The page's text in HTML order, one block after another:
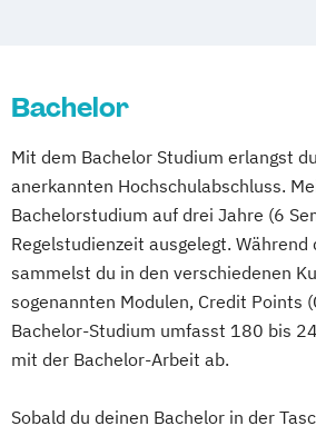
Experience Management
Betriebswirtschaftslehre –
Management
Betriebswirtschaftslehre –
Management
Business Administration (DE/
Business Intelligence
Coaching und Supervision
Bachelor
Mit dem Bachelor Studium erlangst
anerkannten Hochschulabschluss.
Bachelorstudium auf drei Jahre (6
Regelstudienzeit ausgelegt. Während
sammelst du in den verschiedenen
sogenannten Modulen, Credit Points
Bachelor-Studium umfasst 180 bis
mit der Bachelor-Arbeit ab.
Sobald du deinen Bachelor in der